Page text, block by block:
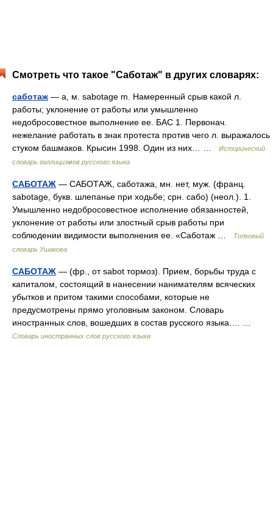
Смотреть что такое "Саботаж" в других словарях:
саботаж — а, м. sabotage m. Намеренный срыв какой л.
работы; уклонение от работы или умышленно
недобросовестное выполнение ее. БАС 1. Первонач.
нежелание работать в знак протеста против чего л. выражалось
стуком башмаков. Крысин 1998. Один из них… …
Исторический
словарь галлицизмов русского языка
САБОТАЖ — САБОТАЖ, саботажа, мн. нет, муж. (франц.
sabotage, букв. шлепанье при ходьбе; срн. сабо) (неол.). 1.
Умышленно недобросовестное исполнение обязанностей,
уклонение от работы или злостный срыв работы при
соблюдении видимости выполнения ее. «Саботаж …
Толковый
словарь Ушакова
САБОТАЖ — (фр., от sabot тормоз). Прием, борьбы труда с
капиталом, состоящий в нанесении нанимателям всяческих
убытков и притом такими способами, которые не
предусмотрены прямо уголовным законом. Словарь
иностранных слов, вошедших в состав русского языка.… …
Словарь иностранных слов русского языка